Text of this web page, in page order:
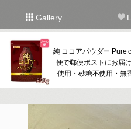
Gallery
純 ココアパウダー Pure
便で郵便ポストにお届
使用・砂糖不使用・無